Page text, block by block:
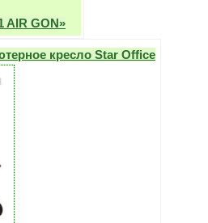
AIR GON»
кресло Star Office